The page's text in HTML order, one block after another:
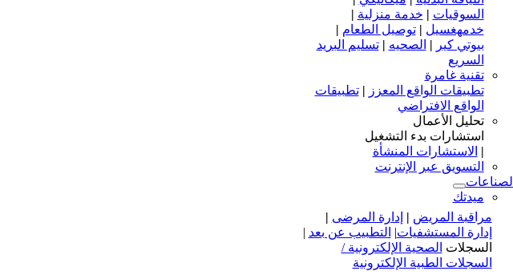
السوقيات | خدمة منزلية |
خدمهغسيل |توصيل الطعام |
بيوتي كير | الصحيه |تسليم البريد
السريع
تقنية غامرة
تطبيقات الواقع المعزز |تطبيقات
الواقع الافتراضي
تحليل الأعمال
استشارات بدء التشغيل
| الاستشارات المنشأة
التسويق عبر الإنترنت
ميدتك
مراقبة المريض | إدارة المرضى |
إدارة المستشفيات| التطبيب عن بعد |
السجلات الصحية الإلكترونية /
السجلات الطبية الإلكترونية